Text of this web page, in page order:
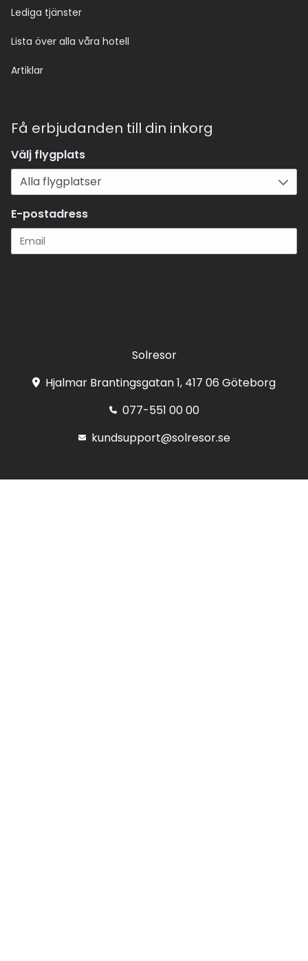
Lediga tjänster
Lista över alla våra hotell
Artiklar
Få erbjudanden till din inkorg
Välj flygplats
E-postadress
Solresor
Hjalmar Brantingsgatan 1, 417 06 Göteborg
077-551 00 00
kundsupport@solresor.se